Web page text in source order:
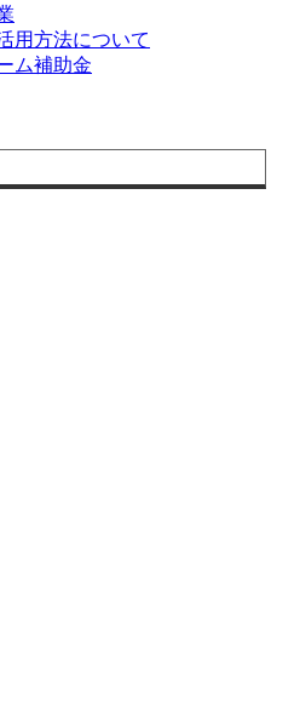
用方法について
ム補助金